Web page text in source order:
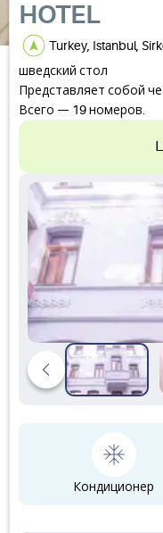
HOTEL
Turkey, Istanbul,
шведский стол
Представляет собой
Всего — 19 номеров.
Кондиционер